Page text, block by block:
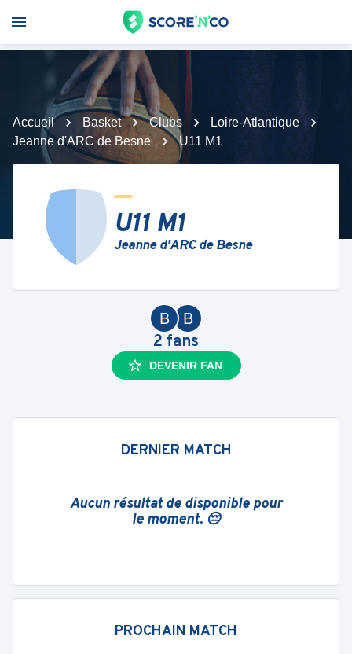
Accueil Basket Clubs
Loire-Atlantique
Jeanne d'ARC de Besne
U11 M1
U11 M1
Jeanne d'ARC de Besne
B
B
2 fans
DEVENIR FAN
DERNIER MATCH
Aucun résultat de disponible pour
le moment. 😔
PROCHAIN MATCH